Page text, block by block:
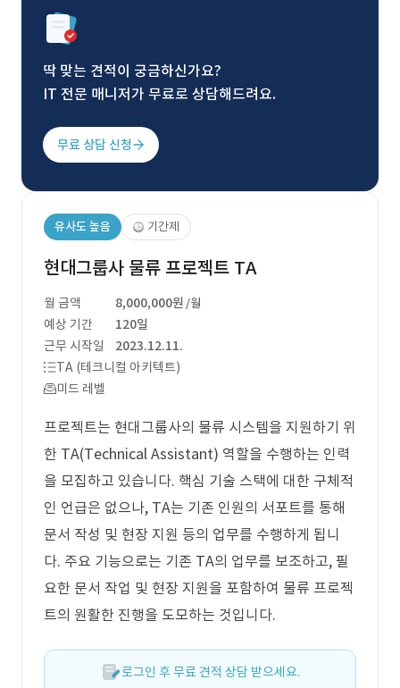
딱 맞는 견적이 궁금하신가요?
IT 전문 매니저가 무료로 상담해드려요.
무료 상담 신청
유사도 높음 기간제
현대그룹사 물류 프로젝트 TA
월 금액 8,000,000원 /월
예상 기간
120일
근무 시작일
2023.12.11.
TA (테크니컬 아키텍트)
미드 레벨
프로젝트는 현대그룹사의 물류 시스템을 지원하기 위
한 TA(Technical Assistant) 역할을 수행하는 인력
을 모집하고 있습니다. 핵심 기술 스택에 대한 구체적
인 언급은 없으나, TA는 기존 인원의 서포트를 통해
문서 작성 및 현장 지원 등의 업무를 수행하게 됩니
다. 주요 기능으로는 기존 TA의 업무를 보조하고, 필
요한 문서 작업 및 현장 지원을 포함하여 물류 프로젝
트의 원활한 진행을 도모하는 것입니다.
로그인 후 무료 견적 상담 받으세요.